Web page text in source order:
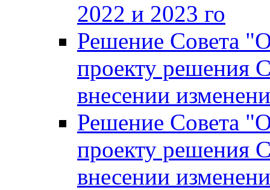
2022 и 2023 го
Решение Совета
проекту решения
внесении
Решение Совета
проекту решения
внесении